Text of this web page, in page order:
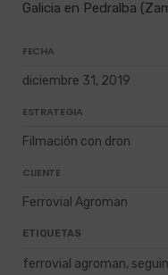
Galicia en Pedralba
FECHA
diciembre 31, 2019
ESTRATEGIA
Filmación con dron
CLIENTE
Ferrovial Agroman
ETIQUETAS
ferrovial agroman,